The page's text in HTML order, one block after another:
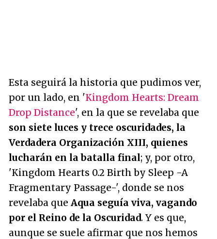
Esta seguirá la historia que pudimos ver,
por un lado, en 'Kingdom Hearts: Dream
Drop Distance', en la que se revelaba que
son siete luces y trece oscuridades, la
Verdadera Organización XIII, quienes
lucharán en la batalla final; y, por otro,
'Kingdom Hearts 0.2 Birth by Sleep -A
Fragmentary Passage-', donde se nos
revelaba que Aqua seguía viva, vagando
por el Reino de la Oscuridad. Y es que,
aunque se suele afirmar que nos hemos